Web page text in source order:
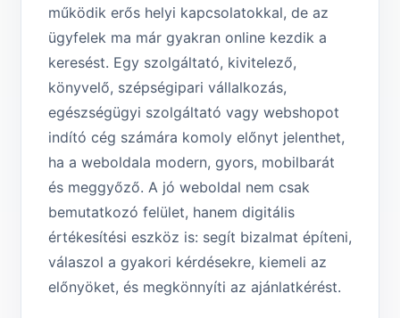
működik erős helyi kapcsolatokkal, de az
ügyfelek ma már gyakran online kezdik a
keresést. Egy szolgáltató, kivitelező,
könyvelő, szépségipari vállalkozás,
egészségügyi szolgáltató vagy webshopot
indító cég számára komoly előnyt jelenthet,
ha a weboldala modern, gyors, mobilbarát
és meggyőző. A jó weboldal nem csak
bemutatkozó felület, hanem digitális
értékesítési eszköz is: segít bizalmat építeni,
válaszol a gyakori kérdésekre, kiemeli az
előnyöket, és megkönnyíti az ajánlatkérést.